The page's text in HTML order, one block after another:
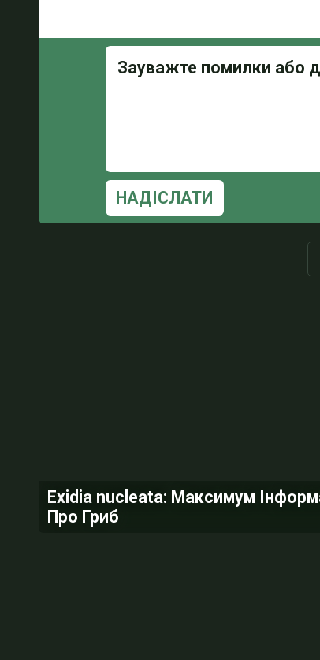
НАДІСЛАТИ
Exidia nucleata: Максимум
Про Гриб